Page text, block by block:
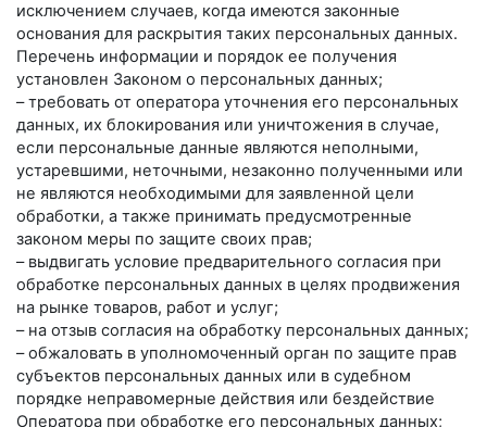
исключением случаев, когда имеются законные
основания для раскрытия таких персональных данных.
Перечень информации и порядок ее получения
установлен Законом о персональных данных;
– требовать от оператора уточнения его персональных
данных, их блокирования или уничтожения в случае,
если персональные данные являются неполными,
устаревшими, неточными, незаконно полученными или
не являются необходимыми для заявленной цели
обработки, а также принимать предусмотренные
законом меры по защите своих прав;
– выдвигать условие предварительного согласия при
обработке персональных данных в целях продвижения
на рынке товаров, работ и услуг;
– на отзыв согласия на обработку персональных данных;
– обжаловать в уполномоченный орган по защите прав
субъектов персональных данных или в судебном
порядке неправомерные действия или бездействие
Оператора при обработке его персональных данных;